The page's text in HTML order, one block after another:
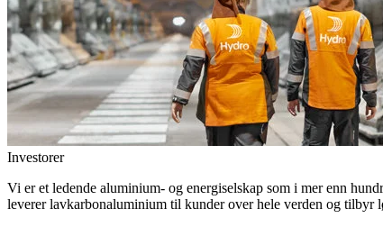
Investorer
Vi er et ledende aluminium- og energiselskap som i mer enn
leverer lavkarbonaluminium til kunder over hele verden og tilbyr